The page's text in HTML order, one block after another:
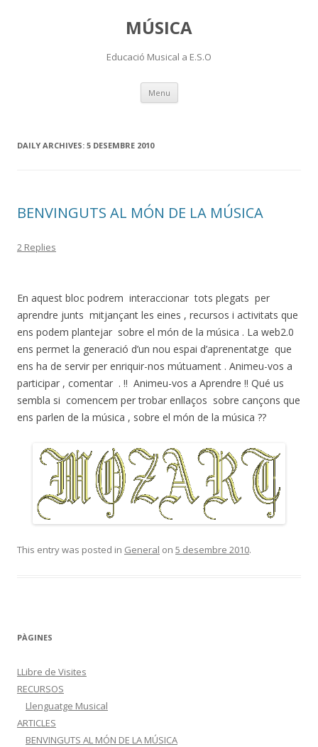
MÚSICA
Educació Musical a E.S.O
Menu Skip
content
DAILY ARCHIVES: 5 DESEMBRE 2010
BENVINGUTS AL MÓN DE LA MÚSICA
2 Replies
En aquest bloc podrem interaccionar tots plegats per
aprendre junts mitjançant les eines , recursos i activitats que
ens podem plantejar sobre el món de la música . La web2.0
ens permet la generació d’un nou espai d’aprenentatge que
ens ha de servir per enriquir-nos mútuament . Animeu-vos a
participar , comentar . !! Animeu-vos a Aprendre !! Qué us
sembla si comencem per trobar enllaços sobre cançons que
ens parlen de la música , sobre el món de la música ??
This entry was posted in General on 5 desembre 2010.
PÀGINES
LLibre de Visites
RECURSOS
Llenguatge Musical
ARTICLES
BENVINGUTS AL MÓN DE LA MÚSICA